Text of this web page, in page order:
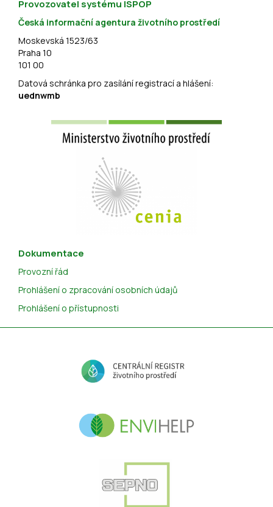
Provozovatel systému ISPOP
Česká informační agentura životního prostředí
Moskevská 1523/63
Praha 10
101 00
Datová schránka pro zasílání registrací a hlášení:
uednwmb
Dokumentace
Provozní řád
Prohlášení o zpracování osobních údajů
Prohlášení o přístupnosti